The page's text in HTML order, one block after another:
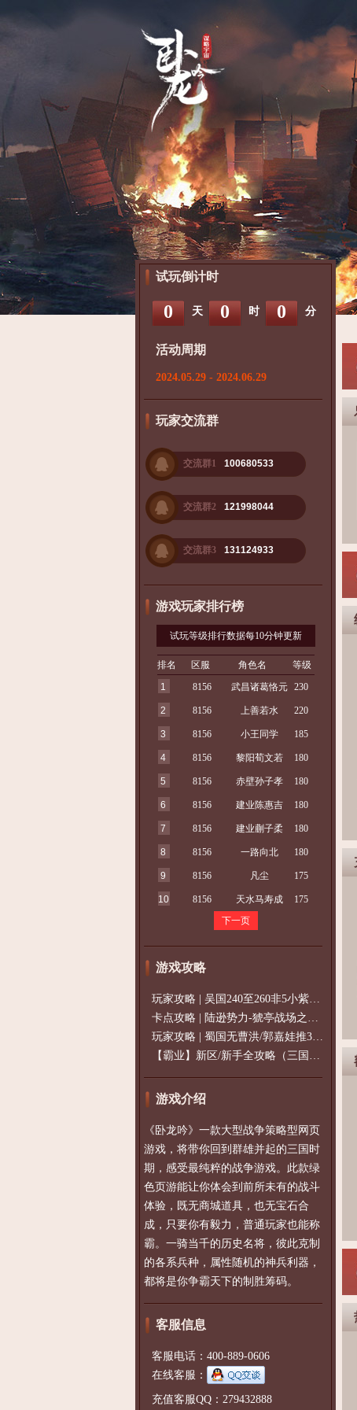
试玩倒计时
0 天 0 时 0 分
活动周期
2024.05.29 - 2024.06.29
玩家交流群
交流群1 100680533
交流群2 121998044
交流群3 131124933
游戏玩家排行榜
试玩等级排行数据每10分钟更新
排名 区服 角色名
等级
1
8156 武昌诸葛恪元 230
2 8156 上善若水 220
3 8156 小王同学 185
4 8156 黎阳荀文若 180
5 8156 赤壁孙子孝 180
6 8156 建业陈惠吉 180
7 8156 建业蒯子柔 180
8 8156 一路向北 180
9 8156 凡尘 175
10 8156 天水马寿成
175
下一页
游戏攻略
玩家攻略 | 吴国240至260非5小紫过策免
卡点攻略 | 陆逊势力-猇亭战场之陆逊
玩家攻略 | 蜀国无曹洪/郭嘉娃推375级，
【霸业】新区/新手全攻略（三国通用）2
游戏介绍
《卧龙吟》一款大型战争策略型网页
游戏，将带你回到群雄并起的三国时
期，感受最纯粹的战争游戏。此款绿
色页游能让你体会到前所未有的战斗
体验，既无商城道具，也无宝石合
成，只要你有毅力，普通玩家也能称
霸。一骑当千的历史名将，彼此克制
的各系兵种，属性随机的神兵利器，
都将是你争霸天下的制胜筹码。
客服信息
客服电话：400-889-0606
在线客服：
充值客服QQ：279432888